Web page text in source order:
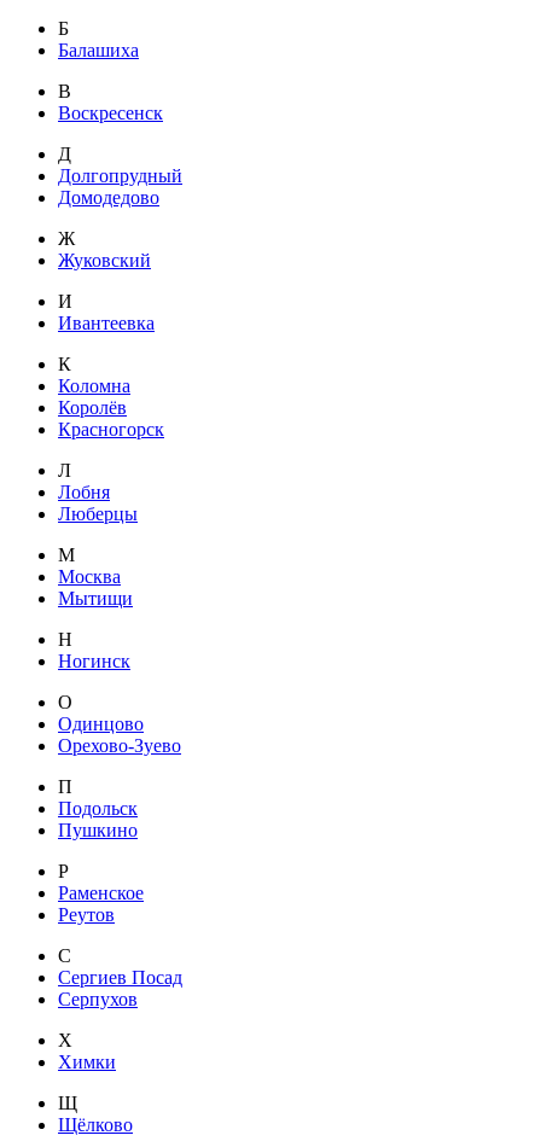
Б
Балашиха
В
Воскресенск
Д
Долгопрудный
Домодедово
Ж
Жуковский
И
Ивантеевка
К
Коломна
Королёв
Красногорск
Л
Лобня
Люберцы
М
Москва
Мытищи
Н
Ногинск
О
Одинцово
Орехово-Зуево
П
Подольск
Пушкино
Р
Раменское
Реутов
С
Сергиев Посад
Серпухов
Х
Химки
Щ
Щёлково